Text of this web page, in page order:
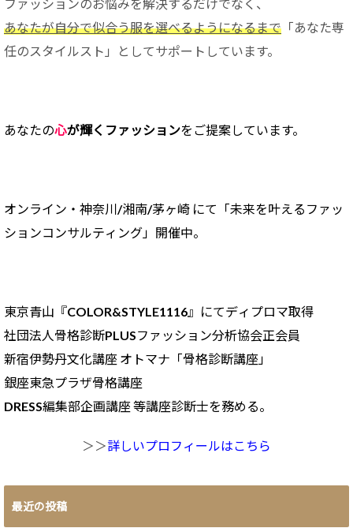
ファッションのお悩みを解決するだけでなく、
あなたが自分で似合う服を選べるようになるまで 「あなた専
任のスタイルスト」としてサポートしています。
あなたの心が輝くファッションをご提案しています。
オンライン・神奈川/湘南/茅ヶ崎 にて「未来を叶えるファッ
ションコンサルティング」開催中。
東京青山『COLOR&STYLE1116』にてディプロマ取得
社団法人骨格診断PLUSファッション分析協会正会員
新宿伊勢丹文化講座 オトマナ「骨格診断講座」
銀座東急プラザ骨格講座
DRESS編集部企画講座 等講座診断士を務める。
＞＞詳しいプロフィールはこちら
最近の投稿